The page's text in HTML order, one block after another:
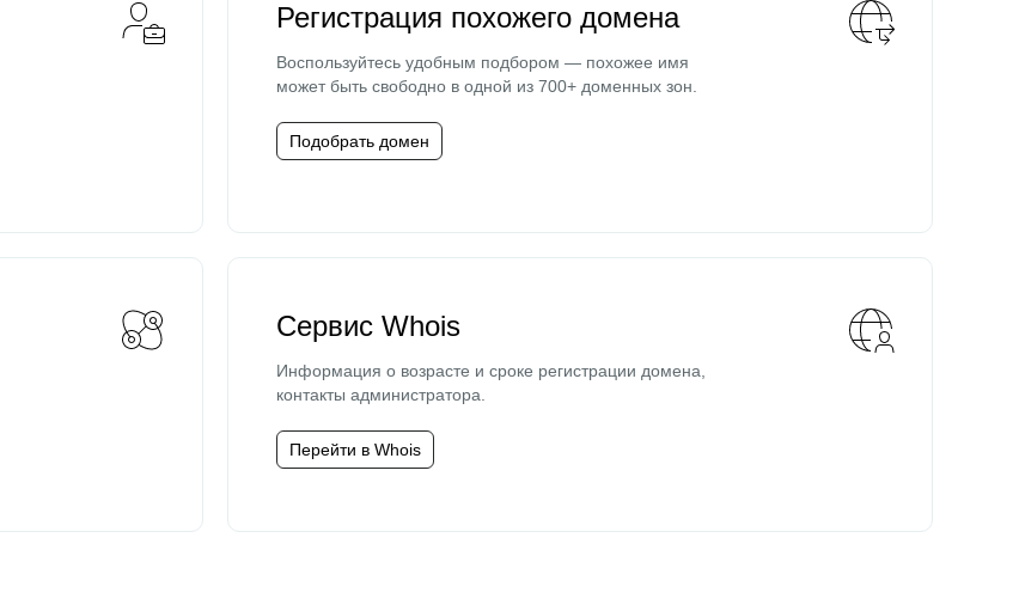
Регистрация похожего домена
Воспользуйтесь удобным подбором — похожее имя
может быть свободно в одной из 700+ доменных зон.
Подобрать домен
Сервис Whois
Информация о возрасте и сроке регистрации домена,
контакты администратора.
Перейти в Whois